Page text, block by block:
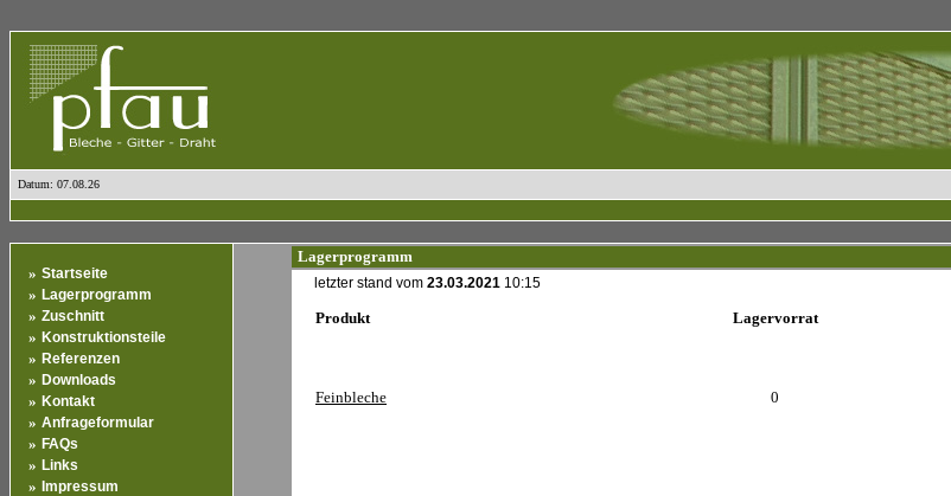
Datum: 07.08.26
» Startseite
» Lagerprogramm
» Zuschnitt
» Konstruktionsteile
» Referenzen
» Downloads
» Kontakt
» Anfrageformular
» FAQs
» Links
» Impressum
Lagerprogramm
letzter stand vom 23.03.2021 10:15
Produkt Lagervorrat
Feinbleche 0